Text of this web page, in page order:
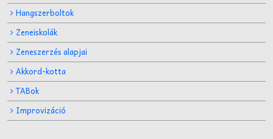
Hangszerboltok
Zeneiskolák
Zeneszerzés alapjai
Akkord-kotta
TABok
Improvizáció